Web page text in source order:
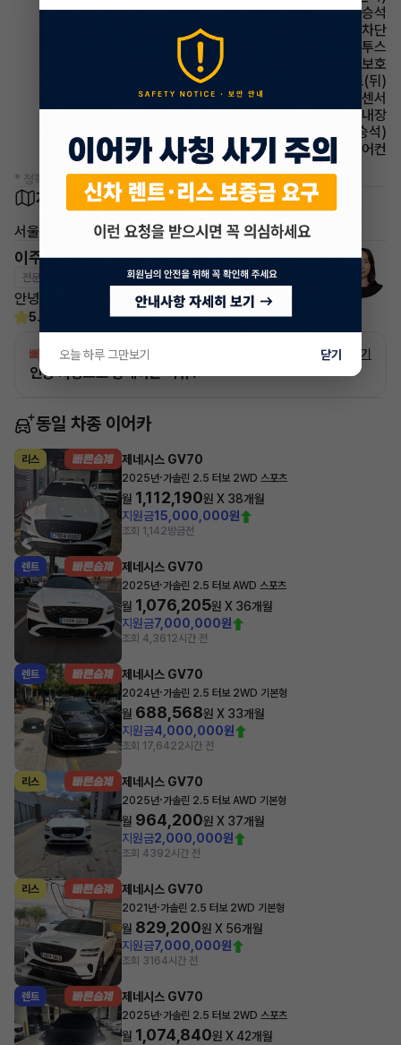
에어백 동승석
윈드실드(앞유리) 자외선 차단
유무선단자 블루투스
에어백 무릎보호
시트 열선시트(뒤)
주차보조 후방감지센서
룸미러 하이패스 내장
시트 통풍시트(동승석)
에어컨 풀오토에어컨
* 정확한 정보는 판매자와 반드시 확인하시기 바랍니다.
차량 위치
서울
이주하 매니저
전문교육수료 자격인증완료
안녕하세요 이어카 매니저 이주하입니다
5.0
빠른승계서비스
인증 차량으로 승계하는 이유?
자세히 보기
동일 차종 이어카
리스 제네시스 GV70
2025년·가솔린 2.5 터보 2WD 스포츠
월 1,112,190원 X 38개월
지원금15,000,000원
조회 1,142방금전
렌트 제네시스 GV70
2025년·가솔린 2.5 터보 AWD 스포츠
월 1,076,205원 X 36개월
지원금7,000,000원
조회 4,361 2시간 전
렌트 제네시스 GV70
2024년·가솔린 2.5 터보 2WD 기본형
월 688,568원 X 33개월
지원금4,000,000원
조회 17,6422시간 전
리스 제네시스 GV70
2025년·가솔린 2.5 터보 AWD 기본형
월 964,200원 X 37개월
지원금2,000,000원
조회 4392시간 전
리스 제네시스 GV70
2021년·가솔린 2.5 터보 2WD 기본형
월 829,200원 X 56개월
지원금7,000,000원
조회 3164시간 전
렌트 제네시스 GV70
2025년·가솔린 2.5 터보 2WD 스포츠
월 1,074,840원 X42개월
오늘 하루 그만보기 닫기